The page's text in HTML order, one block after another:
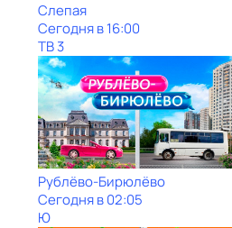
Слепая
Сегодня в 16:00
ТВ 3
Рублёво-Бирюлёво
Сегодня в 02:05
Ю